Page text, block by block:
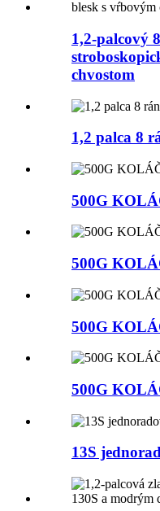
1,2-palcový
chvostom
1,2 palca 8
500G
500G
500G
500G
13S